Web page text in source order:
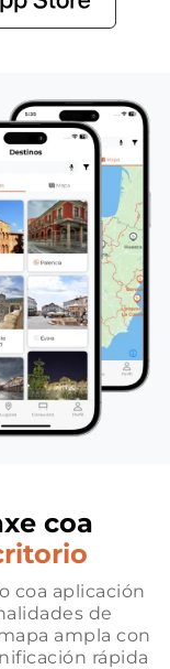
coa
coa aplicación
de
ampla con
rápida